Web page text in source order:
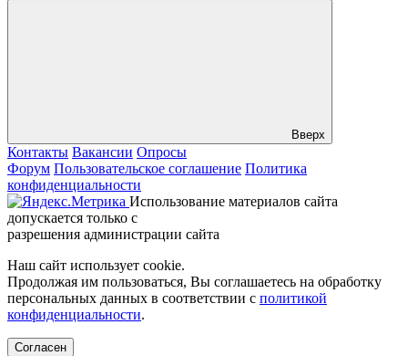
Вверх
Контакты Вакансии Опросы
Форум Пользовательское соглашение Политика
конфиденциальности
Использование материалов сайта
допускается только с
разрешения администрации сайта
Наш сайт использует cookie.
Продолжая им пользоваться, Вы соглашаетесь на обработку
персональных данных в соответствии с политикой
конфиденциальности.
Согласен